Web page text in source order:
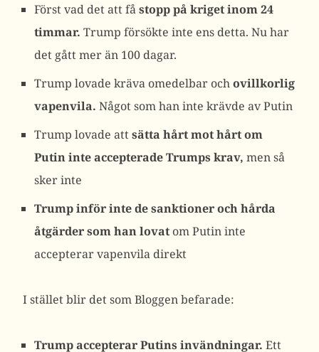
Först vad det att fåstopp på kriget inom 24
timmar. Trump försökte inte ens detta. Nu har
det gått mer än 100 dagar.
Trump lovade kräva omedelbar ochovillkorlig
vapenvila. Något som han inte krävde av Putin
Trump lovade attsätta hårt mot hårt om
Putin inte accepterade Trumps krav, men så
sker inte
Trump inför inte de sanktioner och hårda
åtgärder som han lovat om Putin inte
accepterar vapenvila direkt
I stället blir det som Bloggen befarade:
Trump accepterar Putins invändningar. Ett